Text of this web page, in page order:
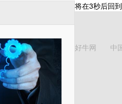
将在3秒后回
好牛网 中